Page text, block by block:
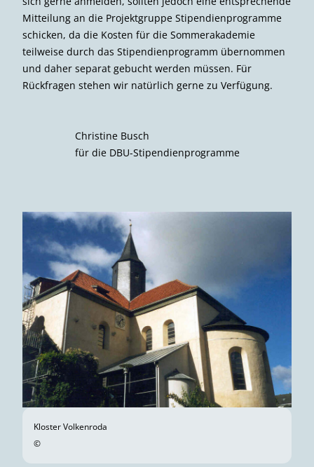
Mitteilung an die Projektgruppe Stipendienprogramme
schicken, da die Kosten für die Sommerakademie
teilweise durch das Stipendienprogramm übernommen
und daher separat gebucht werden müssen. Für
Rückfragen stehen wir natürlich gerne zu Verfügung.
Christine Busch
für die DBU-Stipendienprogramme
Kloster Volkenroda
©